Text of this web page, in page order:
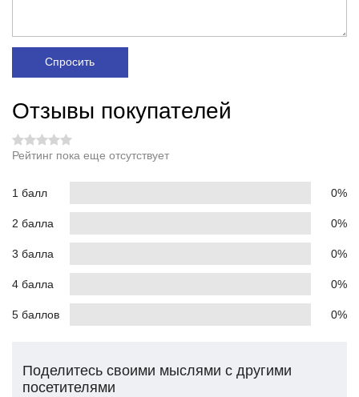
Спросить
Отзывы покупателей
Рейтинг пока еще отсутствует
1 балл 0%
2 балла 0%
3 балла 0%
4 балла 0%
5 баллов 0%
Поделитесь своими мыслями с другими
посетителями